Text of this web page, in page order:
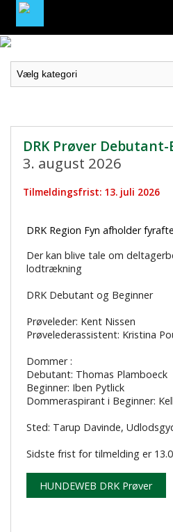
LOGIN / PROFIL
DRK Prøver
3. august 2026
Tilmeldingsfrist: 13. juli 2026
DRK Region Fyn afholder
Der kan blive tale om
lodtrækning
DRK Debutant og Beginner
Prøveleder: Kent Nissen
Prøvelederassistent: Kristina
Dommer :
Debutant: Thomas Plamboeck
Beginner: Iben Pytlick
Dommeraspirant i Beginner:
Sted: Tarup Davinde,
Sidste frist for tilmelding er
HUNDEWEB DRK Prøver